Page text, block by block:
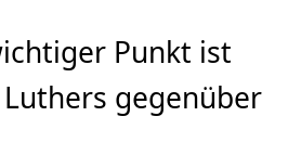
Punkt ist
gegenüber